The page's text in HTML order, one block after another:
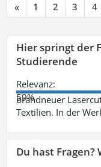
« 1 2 3 4
Hier springt der
Studierende
Relevanz:
59%
brandneuer
Textilien. In der
Du hast